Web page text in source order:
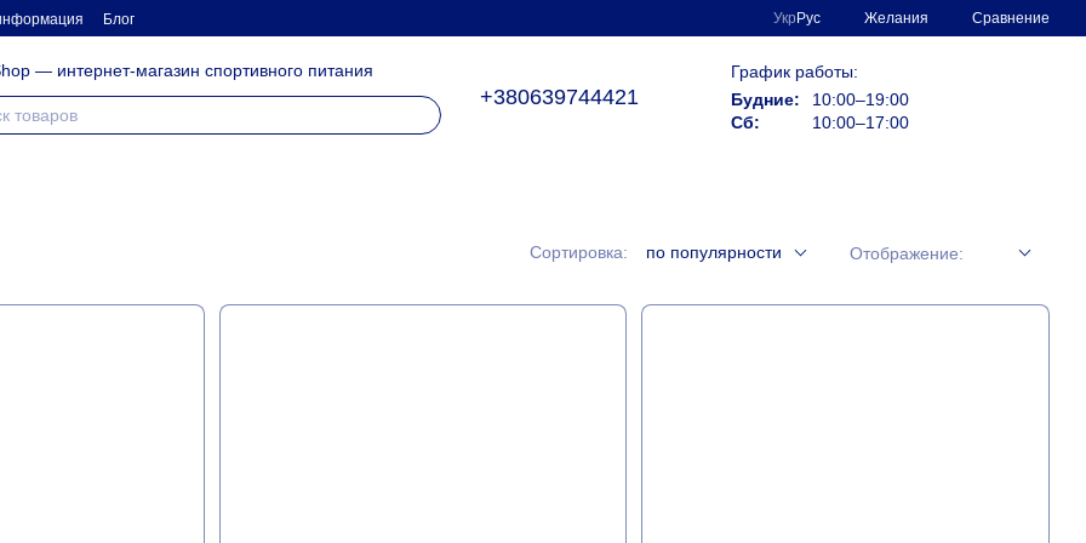
Блог Укр Рус Желания Сравнение
— интернет-магазин спортивного питания
+380639744421
График работы:
Будние:
10:00–19:00
Сб:
10:00–17:00
Сортировка: по популярности Отображение: